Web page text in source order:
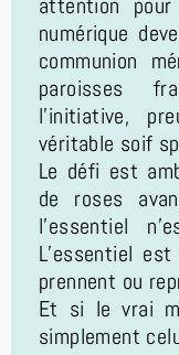
numérique
communion
paroisses
l’initiative,
véritable soif
Le défi est
de roses
l’essentiel
L’essentiel
prennent ou
Et si le vrai
simplement